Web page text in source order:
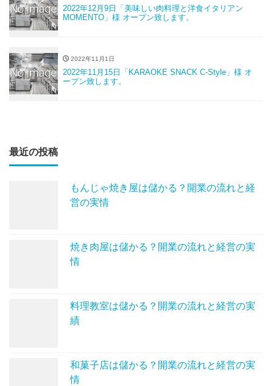
2022年12月9日「美味しい肉料理と洋食イタリアン
MOMENTO」様 オープン致します。
2022年11月1日
2022年11月15日「KARAOKE SNACK C-Style」様 オ
ープン致します。
最近の投稿
もんじゃ焼き屋は儲かる？開業の流れと経
営の実情
焼き肉屋は儲かる？開業の流れと経営の実
情
料理教室は儲かる？開業の流れと経営の実
績
和菓子店は儲かる？開業の流れと経営の実
情